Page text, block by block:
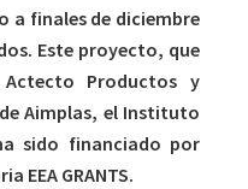
a finales de diciembre
Este proyecto, que
Productos y
Aimplas, el Instituto
sido financiado por
EEA GRANTS.